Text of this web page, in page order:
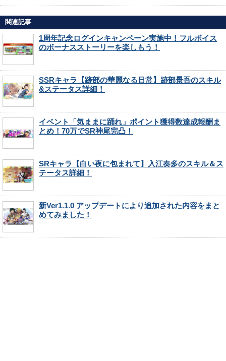
関連記事
1周年記念ログインキャンペーン実施中！フルボイス
のボーナスストーリーを楽しもう！
SSRキャラ【跡部の華麗なる日常】跡部景吾のスキル
&ステータス詳細！
イベント「気ままに踊れ」ポイント獲得数達成報酬ま
とめ！70万でSR神尾完凸！
SRキャラ【白い夜に包まれて】入江奏多のスキル＆ス
テータス詳細！
新Ver1.1.0 アップデートにより追加された内容をまと
めてみました！